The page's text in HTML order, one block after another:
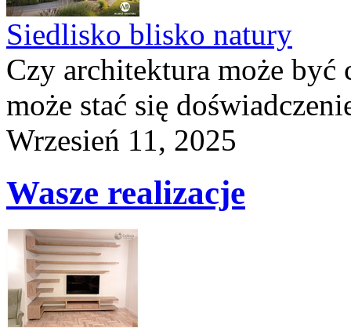
Siedlisko blisko natury
Czy architektura może
może stać się
Wrzesień 11, 2025
Wasze realizacje